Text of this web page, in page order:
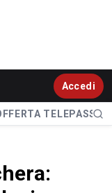
Accedi
TELEPASS